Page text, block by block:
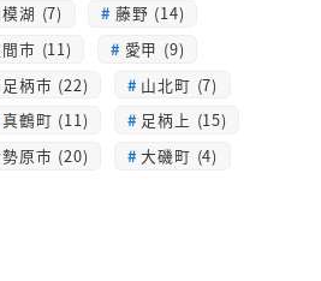
湖 (7)
藤野 (14)
市 (11)
愛甲 (9)
柄市 (22)
山北町 (7)
真鶴町 (11)
足柄上 (15)
原市 (20)
大磯町 (4)